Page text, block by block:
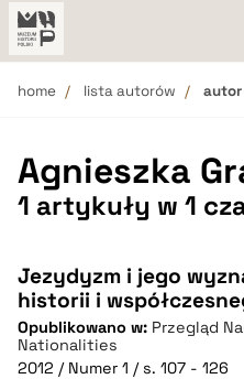
home lista autorów autor
Agnieszka
1 artykuły w 1
Jezydyzm i jego
historii i
Opublikowano w: Przegląd
Nationalities
2012 / Numer 1 / s. 107 - 126